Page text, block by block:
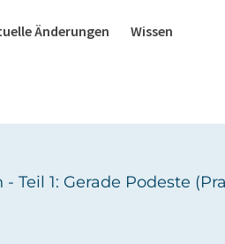
Änderungen Wissen
1: Gerade Podeste